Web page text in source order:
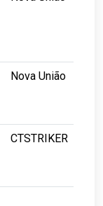
Nova União
CTSTRIKER